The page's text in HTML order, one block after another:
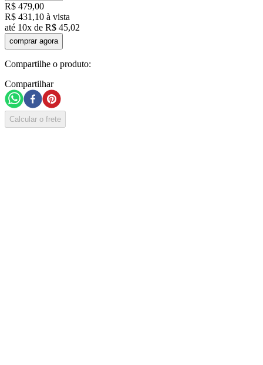
R$ 479,00
R$ 431 ,10 à vista
até 10x de R$ 45,02
comprar agora
Compartilhe o produto:
Compartilhar
Calcular o frete